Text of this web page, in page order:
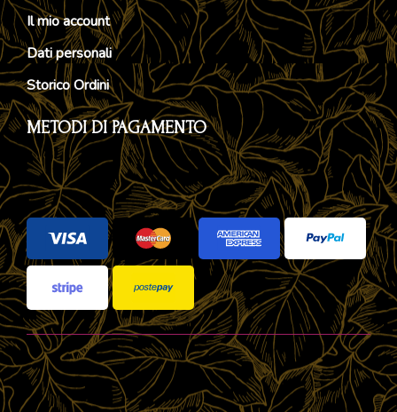
Il mio account
Dati personali
Storico Ordini
METODI DI PAGAMENTO